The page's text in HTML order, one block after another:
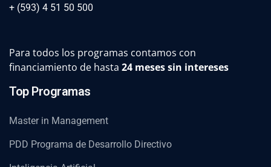
+ (593) 4 51 50 500
Para todos los programas contamos con
financiamiento de hasta 24 meses sin intereses
Top Programas
Master in Management
PDD Programa de Desarrollo Directivo